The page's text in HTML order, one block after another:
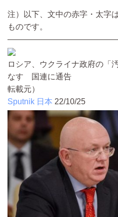
注）以下、文中の赤字・太字
ものです。
ロシア、ウクライナ政府の「
なす 国連に通告
転載元）
Sputnik 日本 22/10/25